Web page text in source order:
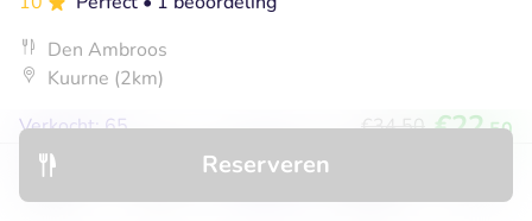
Reserveren
Den Ambroos
Kuurne (2km)
Verkocht: 65
€34,50 €22,50